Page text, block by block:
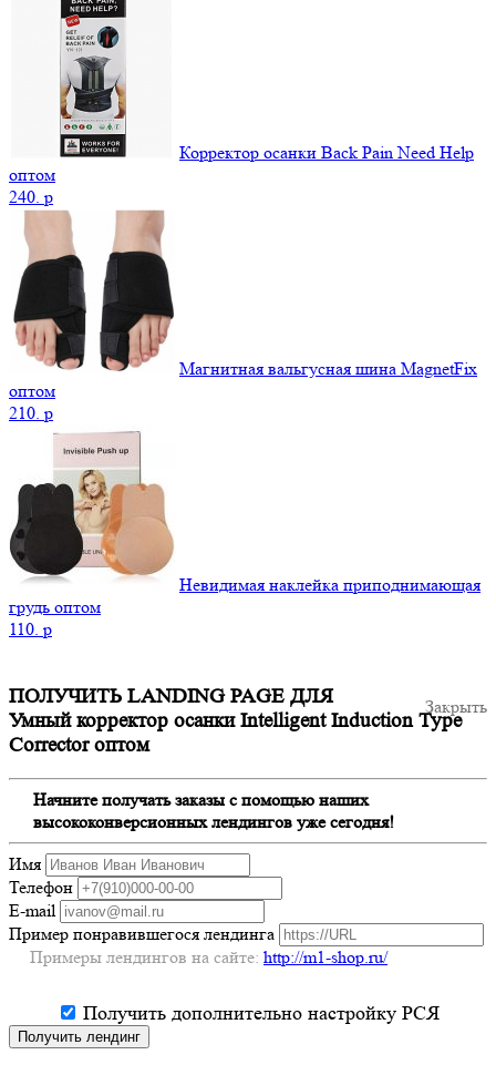
Корректор осанки Back Pain Need Help
оптом
240. p
Магнитная вальгусная шина MagnetFix
оптом
210. p
Невидимая наклейка приподнимающая
грудь оптом
110. p
Закрыть
ПОЛУЧИТЬ LANDING PAGE ДЛЯ
Умный корректор осанки Intelligent Induction Type
Corrector оптом
Начните получать заказы с помощью наших
высококонверсионных лендингов уже сегодня!
Имя
Телефон
E-mail
Пример понравившегося лендинга
Примеры лендингов на сайте: http://m1-shop.ru/
Получить дополнительно настройку РСЯ
Получить лендинг